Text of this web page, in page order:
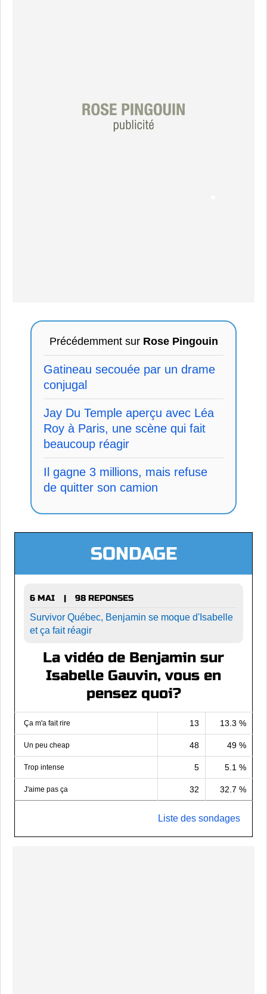
Précédemment sur Rose Pingouin
Gatineau secouée par un drame
conjugal
Jay Du Temple aperçu avec Léa
Roy à Paris, une scène qui fait
beaucoup réagir
Il gagne 3 millions, mais refuse
de quitter son camion
SONDAGE
6 MAI |
98 REPONSES
Survivor Québec, Benjamin se moque d'Isabelle
et ça fait réagir
La vidéo de Benjamin sur
Isabelle Gauvin, vous en
pensez quoi?
Ça m'a fait rire 13 13.3 %
Un peu cheap 48 49 %
Trop intense 5 5.1 %
J'aime pas ça 32 32.7 %
Liste des sondages